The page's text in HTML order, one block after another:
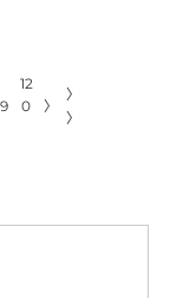
12
0
〉
〉
〉